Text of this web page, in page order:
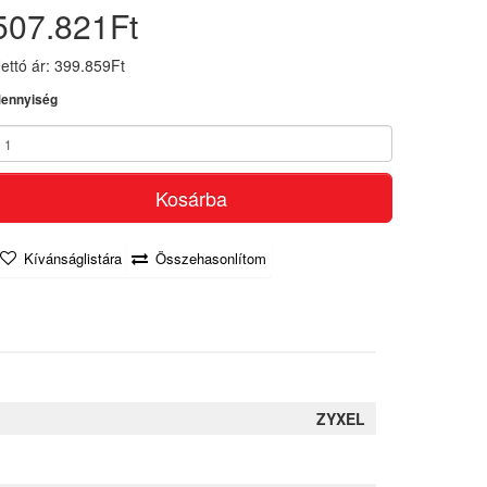
ár: 399.859Ft
Kosárba
Kívánságlistára Összehasonlítom
ZYXEL